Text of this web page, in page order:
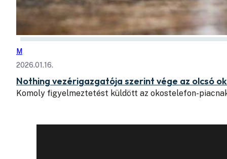
M
2026.01.16.
Nothing vezérigazgatója szerint vége az olcsó
Komoly figyelmeztetést küldött az okostelefon-